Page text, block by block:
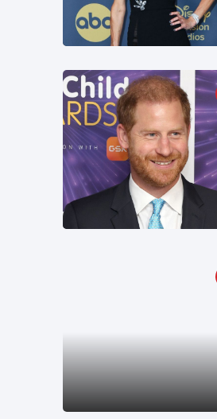
und Hitze
in New
York